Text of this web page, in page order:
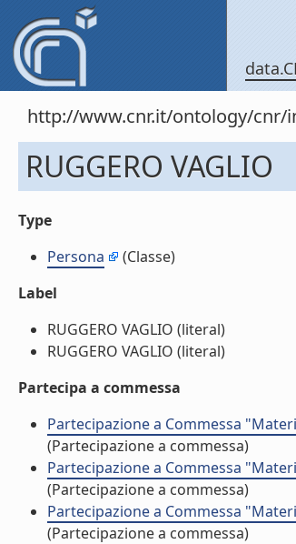
http://www.cnr.it/ontology/cnr/
RUGGERO VAGLIO
Type
Persona
(Classe)
Label
RUGGERO VAGLIO (literal)
RUGGERO VAGLIO (literal)
Partecipa a commessa
Partecipazione a Commessa
(Partecipazione a commessa)
Partecipazione a Commessa
(Partecipazione a commessa)
Partecipazione a Commessa
(Partecipazione a commessa)